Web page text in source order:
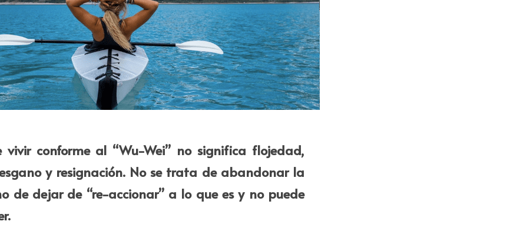
vivir conforme al “Wu-Wei” no significa flojedad,
y resignación. No se trata de abandonar la
de dejar de “re-accionar” a lo que es y no puede